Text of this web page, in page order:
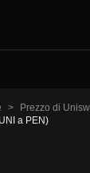
> Prezzo di
a PEN)